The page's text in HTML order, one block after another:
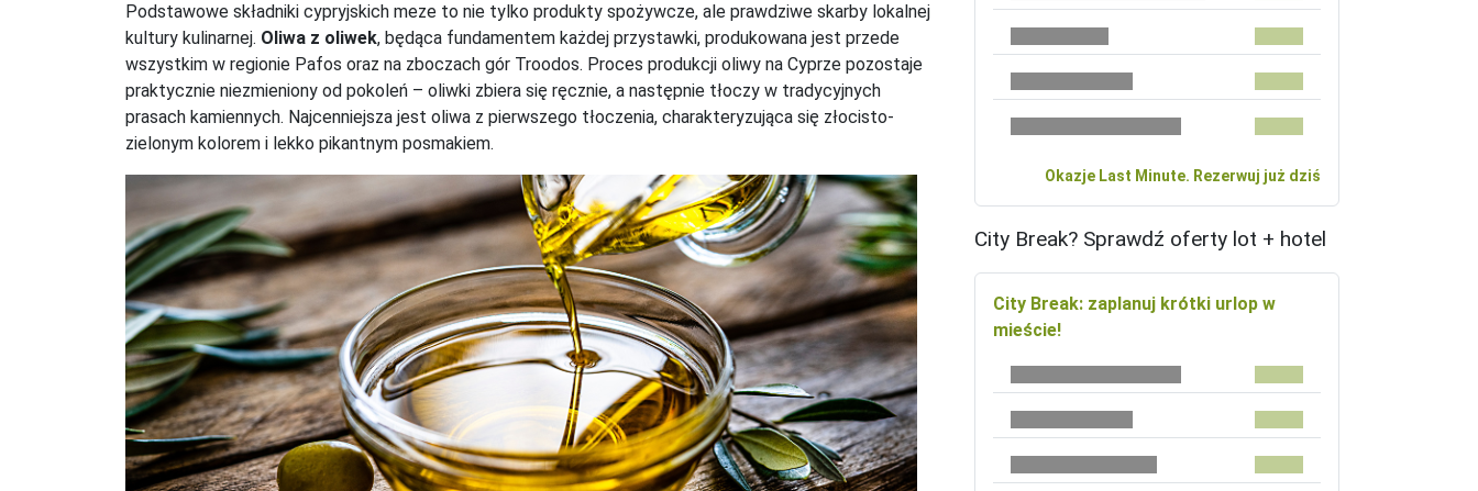
Podstawowe składniki cypryjskich meze to nie tylko produkty spożywcze, ale prawdziwe skarby lokalnej
kultury kulinarnej. Oliwa z oliwek, będąca fundamentem każdej przystawki, produkowana jest przede
wszystkim w regionie Pafos oraz na zboczach gór Troodos. Proces produkcji oliwy na Cyprze pozostaje
praktycznie niezmieniony od pokoleń – oliwki zbiera się ręcznie, a następnie tłoczy w tradycyjnych
prasach kamiennych. Najcenniejsza jest oliwa z pierwszego tłoczenia, charakteryzująca się złocisto-
zielonym kolorem i lekko pikantnym posmakiem.
Okazje Last Minute. Rezerwuj już dziś
City Break? Sprawdź oferty lot + hotel
City Break: zaplanuj krótki urlop w
mieście!